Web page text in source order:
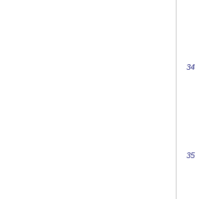
34
35